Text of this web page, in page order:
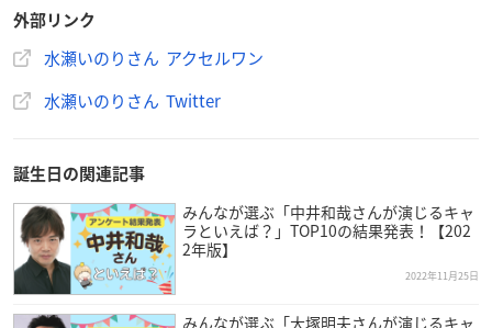
外部リンク
水瀬いのりさん アクセルワン
水瀬いのりさん Twitter
誕生日の関連記事
みんなが選ぶ「中井和哉さんが演じるキャ
ラといえば？」TOP10の結果発表！【202
2年版】
2022年11月25日
みんなが選ぶ「大塚明夫さんが演じるキャ